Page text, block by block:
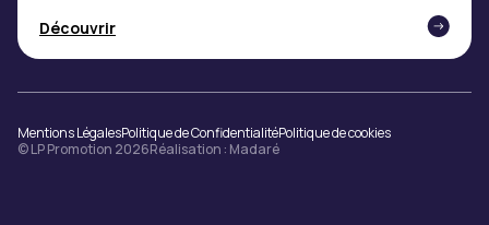
Découvrir
Mentions LégalesPolitique de ConfidentialitéPolitique de cookies
© LP Promotion 2026Réalisation : Madaré